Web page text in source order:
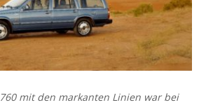
mit den markanten Linien war bei